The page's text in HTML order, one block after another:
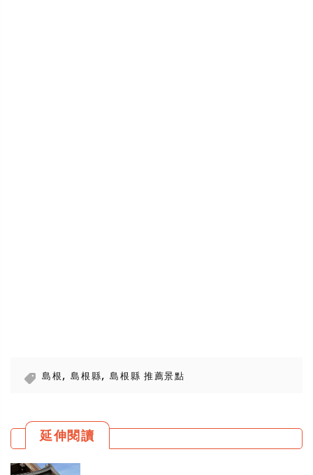
島根, 島根縣, 島根縣 推薦景點
延伸閱讀